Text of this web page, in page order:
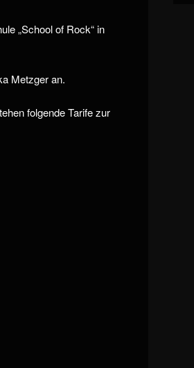
„School of Rock“ in
Metzger an.
folgende Tarife zur